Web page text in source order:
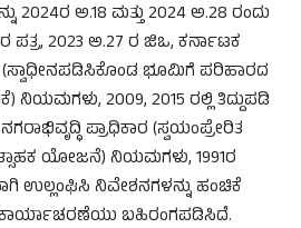
ಅ.18 ಮತ್ತು 2024 ಅ.28 ರಂದು
ಪತ್ರ, 2023 ಅ.27 ರ ಜಿಒ, ಕರ್ನಾಟಕ
(ಸ್ವಾಧೀನಪಡಿಸಿಕೊಂಡ ಭೂಮಿಗೆ ಪರಿಹಾರದ
2009, 2015 ರಲ್ಲಿ ತಿದ್ದುಪಡಿ
ಪ್ರಾಧಿಕಾರ (ಸ್ವಯಂಪ್ರೇರಿತ
ಯೋಜನೆ) ನಿಯಮಗಳು, 1991ರ
ಉಲ್ಲಂಘಿಸಿ ನಿವೇಶನಗಳನ್ನು ಹಂಚಿಕೆ
ಬಹಿರಂಗಪಡಿಸಿದೆ.